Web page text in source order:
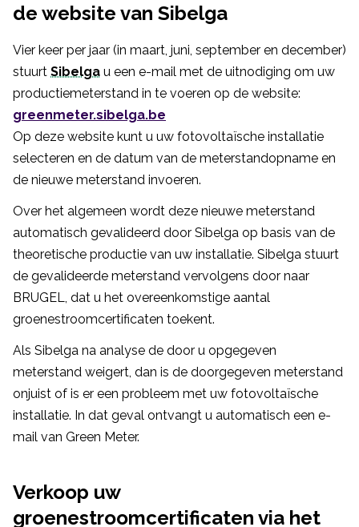
de website van Sibelga
Vier keer per jaar (in maart, juni, september en december)
stuurt Sibelga u een e-mail met de uitnodiging om uw
productiemeterstand in te voeren op de website:
greenmeter.sibelga.be
Op deze website kunt u uw fotovoltaïsche installatie
selecteren en de datum van de meterstandopname en
de nieuwe meterstand invoeren.
Over het algemeen wordt deze nieuwe meterstand
automatisch gevalideerd door Sibelga op basis van de
theoretische productie van uw installatie. Sibelga stuurt
de gevalideerde meterstand vervolgens door naar
BRUGEL, dat u het overeenkomstige aantal
groenestroomcertificaten toekent.
Als Sibelga na analyse de door u opgegeven
meterstand weigert, dan is de doorgegeven meterstand
onjuist of is er een probleem met uw fotovoltaïsche
installatie. In dat geval ontvangt u automatisch een e-
mail van Green Meter.
Verkoop uw
groenestroomcertificaten via het